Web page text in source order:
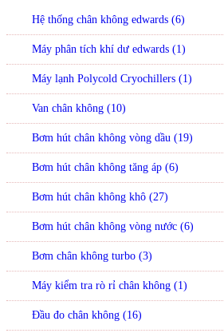
Hệ thống chân không edwards (6)
Máy phân tích khí dư edwards (1)
Máy lạnh Polycold Cryochillers (1)
Van chân không (10)
Bơm hút chân không vòng dầu (19)
Bơm hút chân không tăng áp (6)
Bơm hút chân không khô (27)
Bơm hút chân không vòng nước (6)
Bơm chân không turbo (3)
Máy kiểm tra rò rỉ chân không (1)
Đầu đo chân không (16)